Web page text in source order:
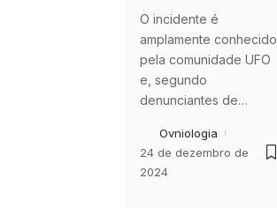
O incidente é
amplamente conhecido
pela comunidade UFO
e, segundo
denunciantes de…
Ovniologia
24 de dezembro de
2024